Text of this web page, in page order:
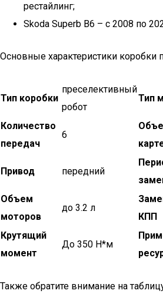
рестайлинг;
Skoda Superb B6 – с 2008 по
Основные характеристики коробки
Тип коробки
преселективный
робот
Тип
Количество
передач
6
Привод передний
Объем
моторов
до 3.2 л
КПП
Крутящий
момент
До 350 Н*м
Также обратите внимание на